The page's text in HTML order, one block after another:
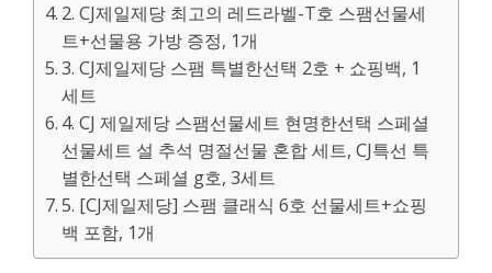
2. CJ제일제당 최고의 레드라벨-T호 스팸선물세
트+선물용 가방 증정, 1개
3. CJ제일제당 스팸 특별한선택 2호 + 쇼핑백, 1
세트
4. CJ 제일제당 스팸선물세트 현명한선택 스페셜
선물세트 설 추석 명절선물 혼합 세트, CJ특선 특
별한선택 스페셜 g호, 3세트
5. [CJ제일제당] 스팸 클래식 6호 선물세트+쇼핑
백 포함, 1개